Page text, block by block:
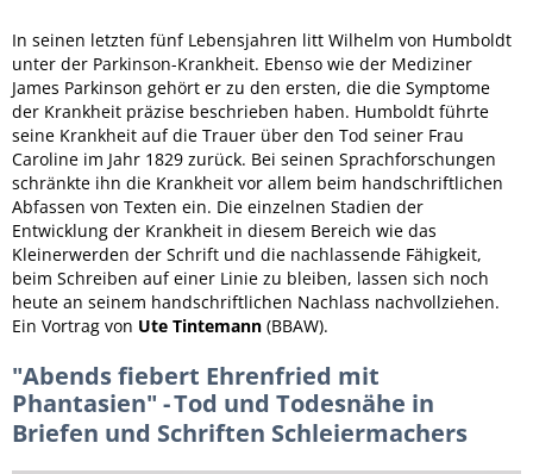
In seinen letzten fünf Lebensjahren litt Wilhelm von Humboldt
unter der Parkinson-Krankheit. Ebenso wie der Mediziner
James Parkinson gehört er zu den ersten, die die Symptome
der Krankheit präzise beschrieben haben. Humboldt führte
seine Krankheit auf die Trauer über den Tod seiner Frau
Caroline im Jahr 1829 zurück. Bei seinen Sprachforschungen
schränkte ihn die Krankheit vor allem beim handschriftlichen
Abfassen von Texten ein. Die einzelnen Stadien der
Entwicklung der Krankheit in diesem Bereich wie das
Kleinerwerden der Schrift und die nachlassende Fähigkeit,
beim Schreiben auf einer Linie zu bleiben, lassen sich noch
heute an seinem handschriftlichen Nachlass nachvollziehen.
Ein Vortrag von Ute Tintemann (BBAW).
"Abends fiebert Ehrenfried mit
Phantasien" -Tod und Todesnähe in
Briefen und Schriften Schleiermachers